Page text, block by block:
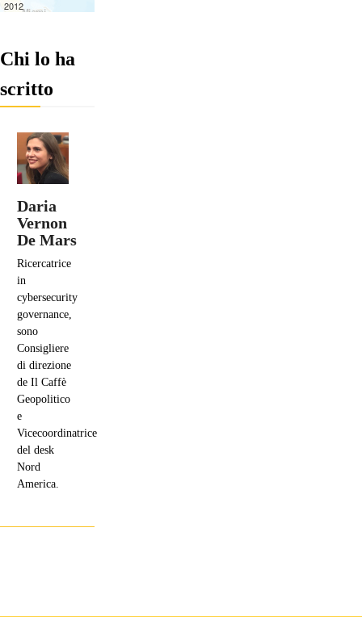
Chi lo ha
scritto
Daria
Vernon
De Mars
Ricercatrice
in
cybersecurity
governance,
sono
Consigliere
di direzione
de Il Caffè
Geopolitico
e
Vicecoordinatrice
del desk
Nord
America.